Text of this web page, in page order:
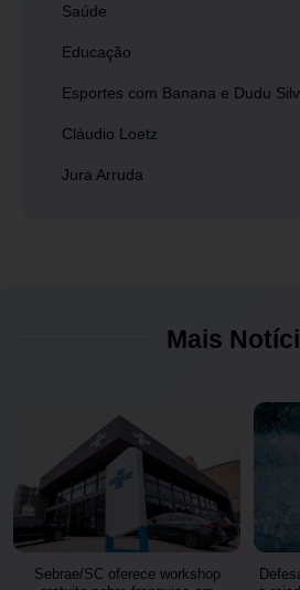
Saúde
Educação
Esportes com Banana e Dudu
Cláudio Loetz
Jura Arruda
Mais
Sebrae/SC oferece workshop